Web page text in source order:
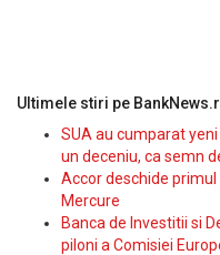
Ultimele stiri pe
SUA au cumparat
un deceniu, ca semn
Accor deschide primul
Mercure
Banca de Investitii si
piloni a Comisiei